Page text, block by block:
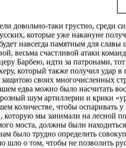
довольно-таки грустно, среди
которые уже накануне
навсегда памятным для славы
весьма счастливой атаки
Барбею, идти за патронами,
который также получил удар в
своих многочисленных
едва можно было насчитать
шум артиллерии и крики
количестве, чтобы оспаривать у
мы занимали на лесной
моста, должны были
было трудно определить
шло о том, чтобы не позволить